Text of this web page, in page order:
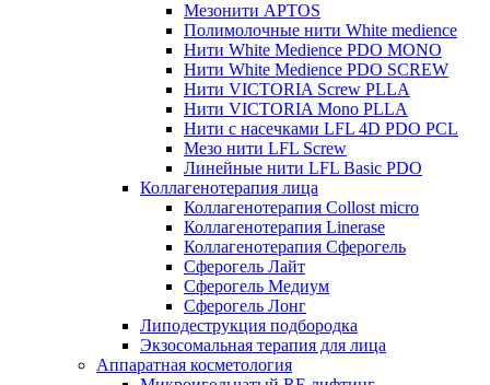
Мезонити APTOS
Полимолочные нити White medience
Нити White Medience PDO MONO
Нити White Medience PDO SCREW
Нити VICTORIA Screw PLLA
Нити VICTORIA Mono PLLA
Нити с насечками LFL 4D PDO PCL
Мезо нити LFL Screw
Линейные нити LFL Basic PDO
Коллагенотерапия лица
Коллагенотерапия Collost micro
Коллагенотерапия Linerase
Коллагенотерапия Сферогель
Сферогель Лайт
Сферогель Медиум
Сферогель Лонг
Липодеструкция подбородка
Экзосомальная терапия для лица
Аппаратная косметология